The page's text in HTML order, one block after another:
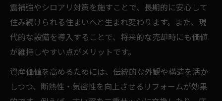
震補強やシロアリ対策を施すことで、長期的に安心して
住み続けられる住まいへと生まれ変わります。また、現
代的な設備を導入することで、将来的な売却時にも価値
が維持しやすい点がメリットです。
資産価値を高めるためには、伝統的な外観や構造を活か
しつつ、断熱性・気密性を向上させるリフォームが効果